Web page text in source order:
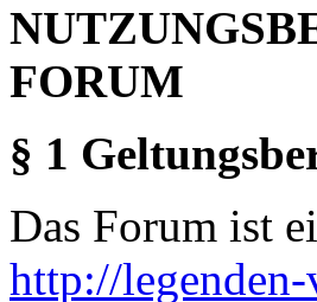
FORUM
§ 1
Das Forum ist
http://